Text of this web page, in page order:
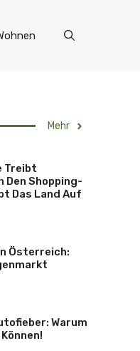
Mehr
Treibt
Den Shopping-
Das Land Auf
Österreich:
Warum